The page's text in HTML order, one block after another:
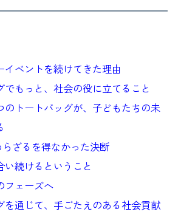
イベントを続けてきた理由
でもっと、社会の役に立てること
のトートバッグが、子どもたちの未
らざるを得なかった決断
い続けるということ
フェーズへ
を通じて、手ごたえのある社会貢献